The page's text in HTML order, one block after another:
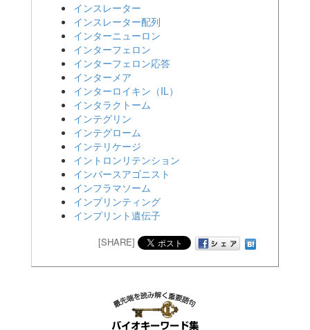
インスレーター
インスレーター配列
インターニューロン
インターフェロン
インターフェロン応答
インターメア
インターロイキン（IL）
インタラクトーム
インテグリン
インテグローム
インテリケージ
イントロンリテンション
インバースアゴニスト
インフラマソーム
インプリンティング
インプリント遺伝子
[SHARE]